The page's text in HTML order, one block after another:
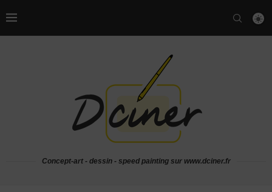
Concept-art - dessin - speed painting sur www.dciner.fr